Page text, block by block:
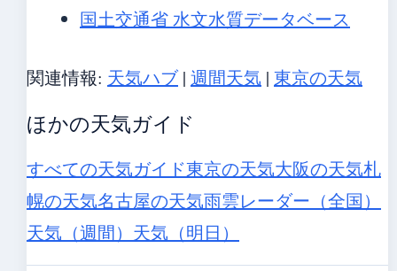
国土交通省 水文水質データベース
関連情報: 天気ハブ| 週間天気 | 東京の天気
ほかの天気ガイド
すべての天気ガイド東京の天気大阪の天気札
幌の天気名古屋の天気雨雲レーダー（全国）
天気（週間） 天気（明日）